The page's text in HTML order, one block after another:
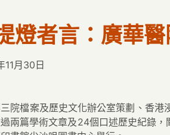
燈者言：廣華
11月30日
院檔案及歷史文化辦公室策劃、香港
兩篇學術文章及24個口述歷史紀錄